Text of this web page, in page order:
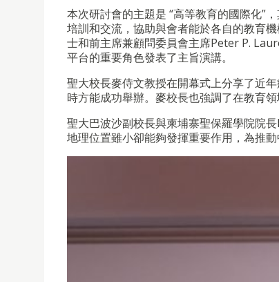
本次研討會的主題是 “高等教育的國際化” ，
培訓和交流 ，協助與會者能於各自的教育
士和前主席兼顧問委員會主席Peter P.
平台的重要角色發表了主旨演講。
聖大校長麥侍文教授在開幕式上分享了近
時方能成功舉辦。 麥校長也強調了在教育
聖大巴波沙副校長與柬埔寨聖保羅學院院長
地理位置雖小卻能夠發揮重要作用 ， 為推